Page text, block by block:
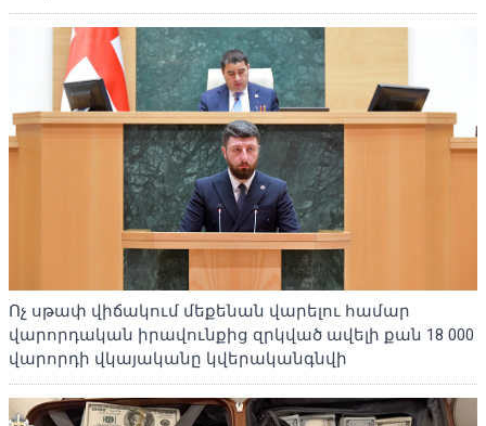
Ոչ սթափ վիճակում մեքենան վարելու համար
վարորդական իրավունքից զրկված ավելի քան 18 000
վարորդի վկայականը կվերականգնվի